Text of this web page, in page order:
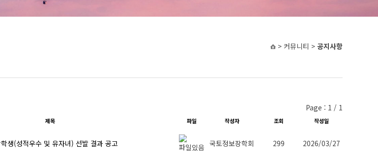
> 커뮤니티 > 공지사항
Page : 1 / 1
제목 파일 작성자 조회 작성일
생(성적우수 및 유자녀) 선발 결과 공고 국토정보장학회 299 2026/03/27